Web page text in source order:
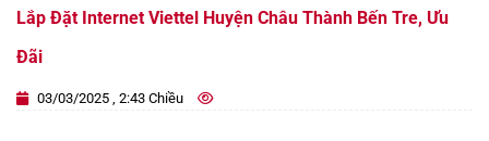
Lắp Đặt Internet Viettel Huyện Châu Thành Bến Tre, Ưu
Đãi
03/03/2025 , 2:43 Chiều